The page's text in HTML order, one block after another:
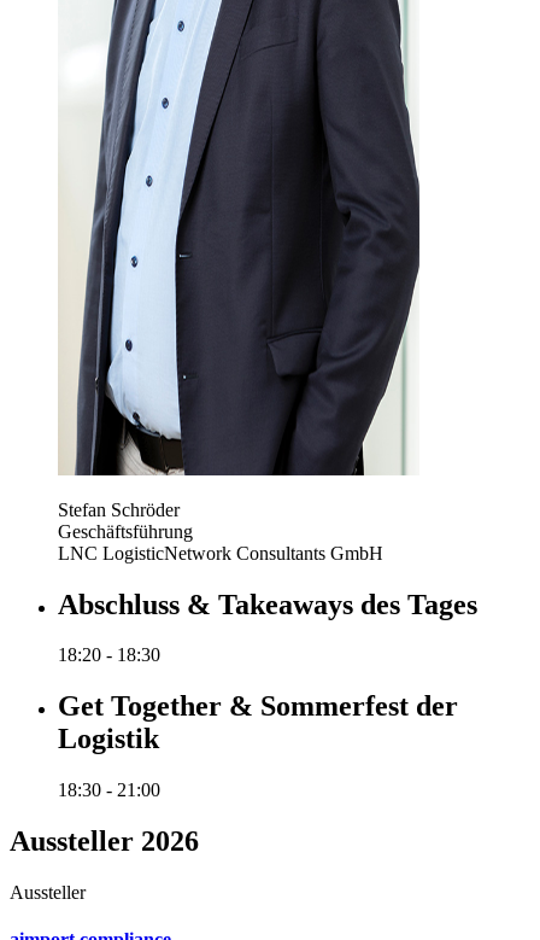
Stefan Schröder
Geschäftsführung
LNC LogisticNetwork Consultants GmbH
Abschluss & Takeaways des Tages
18:20 - 18:30
Get Together & Sommerfest der
Logistik
18:30 - 21:00
Aussteller 2026
Aussteller